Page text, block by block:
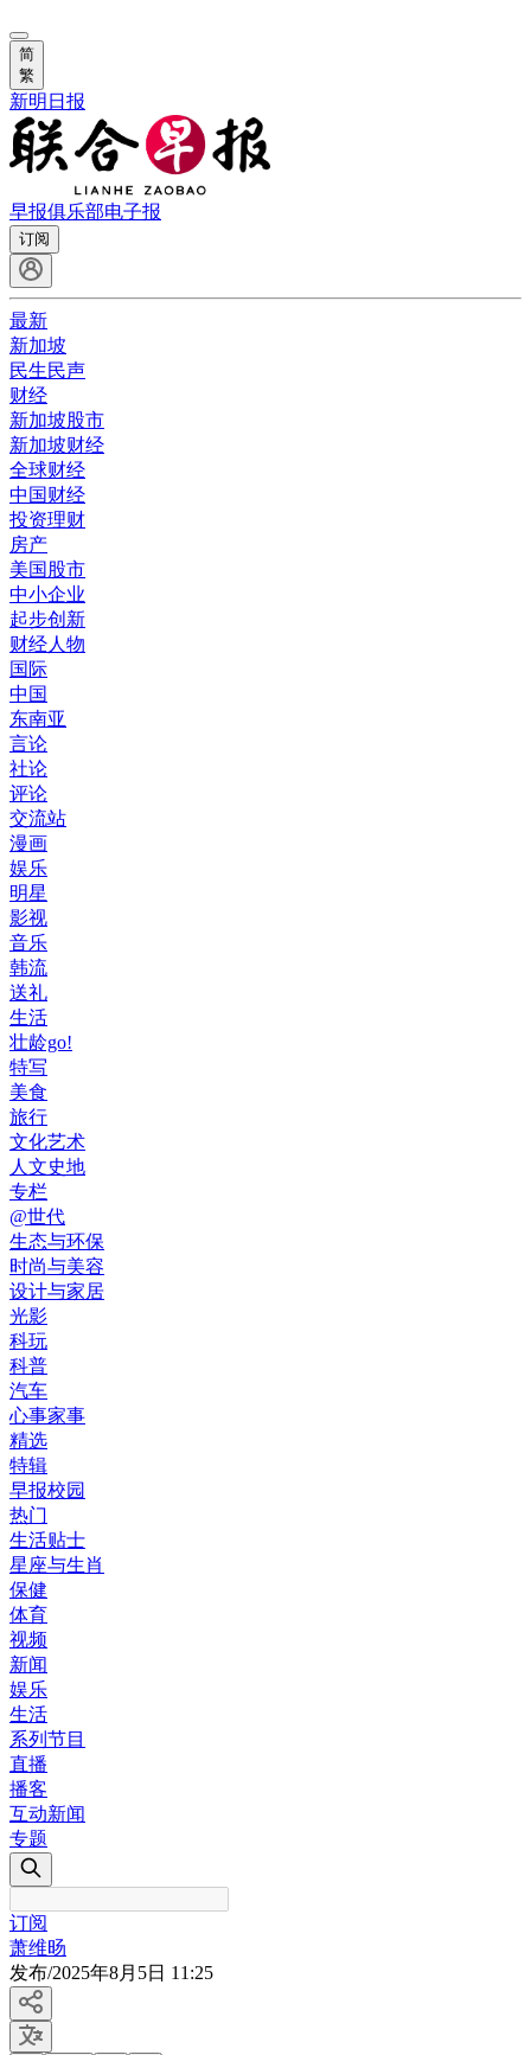
简
繁
新明日报
早报俱乐部电子报
订阅
最新
新加坡
民生民声
财经
新加坡股市
新加坡财经
全球财经
中国财经
投资理财
房产
美国股市
中小企业
起步创新
财经人物
国际
中国
东南亚
言论
社论
评论
交流站
漫画
娱乐
明星
影视
音乐
韩流
送礼
生活
壮龄go!
特写
美食
旅行
文化艺术
人文史地
专栏
@世代
生态与环保
时尚与美容
设计与家居
光影
科玩
科普
汽车
心事家事
精选
特辑
早报校园
热门
生活贴士
星座与生肖
保健
体育
视频
新闻
娱乐
生活
系列节目
直播
播客
互动新闻
专题
订阅
萧维旸
发布/2025年8月5日 11:25